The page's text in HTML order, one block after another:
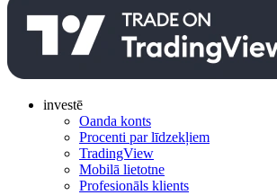
investē
Oanda konts
Procenti par līdzekļiem
TradingView
Mobilā lietotne
Profesionāls klients